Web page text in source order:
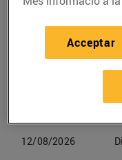
09/08/2026
12/08/2026
Acceptar